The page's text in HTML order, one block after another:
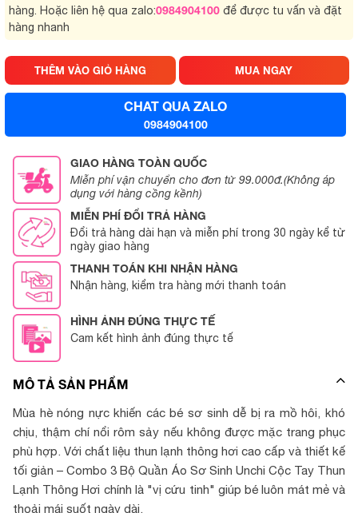
hàng. Hoặc liên hệ qua zalo:0984904100 để được tu vấn và đặt
hàng nhanh
THÊM VÀO GIỎ HÀNG MUA NGAY
CHAT QUA ZALO
0984904100
GIAO HÀNG TOÀN QUỐC
Miễn phí vận chuyển cho đơn từ 99.000đ.(Không áp
dụng với hàng cồng kềnh)
MIỄN PHÍ ĐỔI TRẢ HÀNG
Đổi trả hàng dài hạn và miễn phí trong 30 ngày kể từ
ngày giao hàng
THANH TOÁN KHI NHẬN HÀNG
Nhận hàng, kiểm tra hàng mới thanh toán
HÌNH ẢNH ĐÚNG THỰC TẾ
Cam kết hình ảnh đúng thực tế
MÔ TẢ SẢN PHẨM
Mùa hè nóng nực khiến các bé sơ sinh dễ bị ra mồ hôi, khó
chịu, thậm chí nổi rôm sảy nếu không được mặc trang phục
phù hợp. Với chất liệu thun lạnh thông hơi cao cấp và thiết kế
tối giản – Combo 3 Bộ Quần Áo Sơ Sinh Unchi Cộc Tay Thun
Lạnh Thông Hơi chính là "vị cứu tinh" giúp bé luôn mát mẻ và
thoải mái suốt ngày dài.